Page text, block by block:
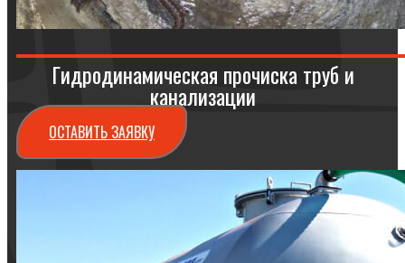
Гидродинамическая прочиска труб и
канализации
ОСТАВИТЬ ЗАЯВКУ